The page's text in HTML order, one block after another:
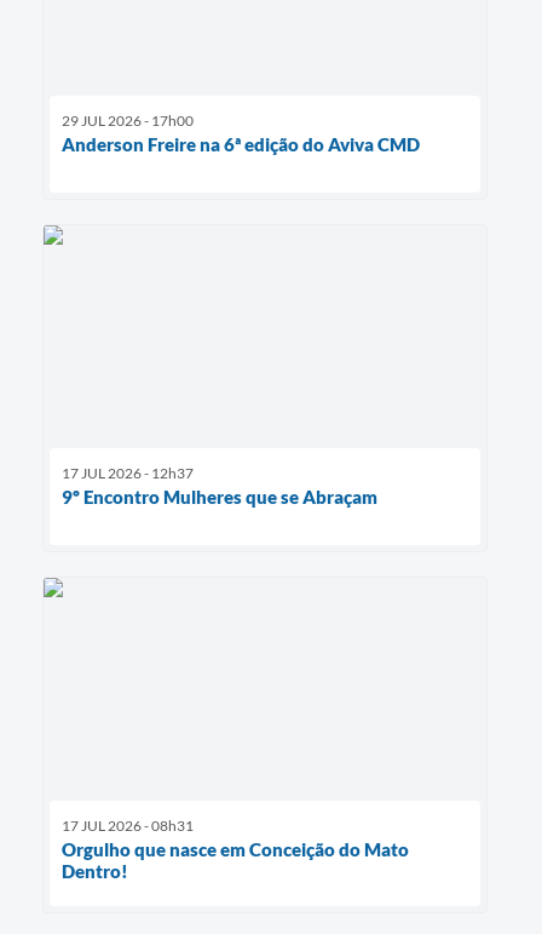
29 JUL 2026 - 17h00
Anderson Freire na 6ª edição do Aviva CMD
17 JUL 2026 - 12h37
9º Encontro Mulheres que se Abraçam
17 JUL 2026 - 08h31
Orgulho que nasce em Conceição do Mato
Dentro!